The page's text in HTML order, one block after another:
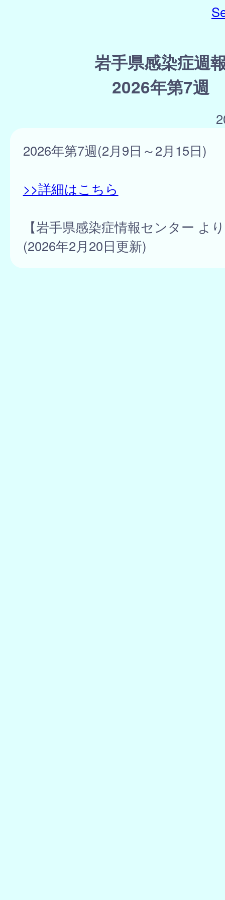
岩手県感染症週
2026年第7週
2026年第7週(2月9日～2月15日)
>>詳細はこちら
【岩手県感染症情報センター よ
(2026年2月20日更新)